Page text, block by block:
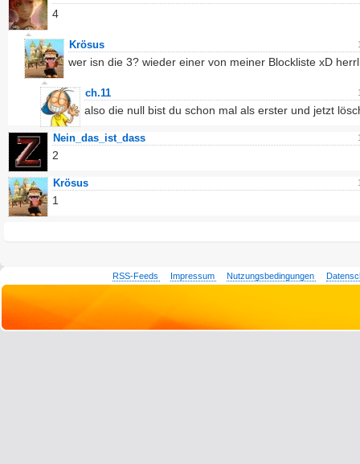
4
Krösus
wer isn die 3? wieder einer von meiner Blockliste xD
ch.11
also die null bist du schon mal als erster und jetzt
Nein_das_ist_dass
2
Krösus
1
RSS-Feeds Impressum Nutzungsbedingungen